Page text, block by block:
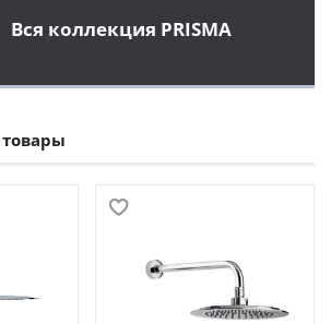
Вся коллекция PRISMA